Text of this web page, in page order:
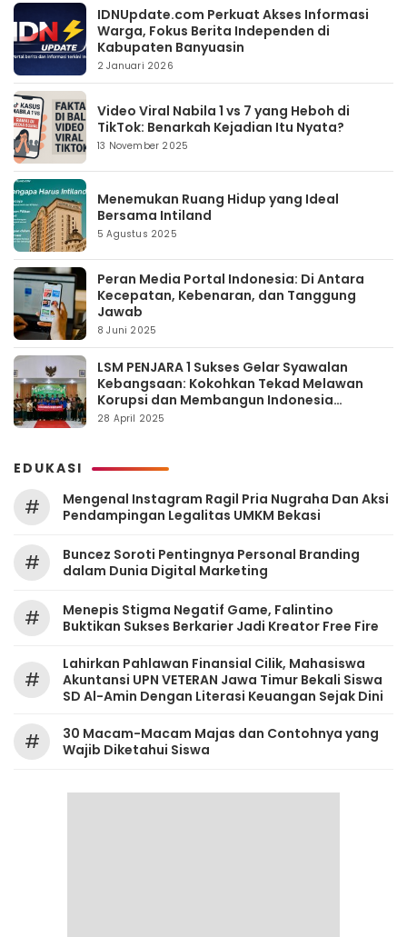
IDNUpdate.com Perkuat Akses Informasi
Warga, Fokus Berita Independen di
Kabupaten Banyuasin
2 Januari 2026
Video Viral Nabila 1 vs 7 yang Heboh di
TikTok: Benarkah Kejadian Itu Nyata?
13 November 2025
Menemukan Ruang Hidup yang Ideal
Bersama Intiland
5 Agustus 2025
Peran Media Portal Indonesia: Di Antara
Kecepatan, Kebenaran, dan Tanggung
Jawab
8 Juni 2025
LSM PENJARA 1 Sukses Gelar Syawalan
Kebangsaan: Kokohkan Tekad Melawan
Korupsi dan Membangun Indonesia
Berintegritas
28 April 2025
EDUKASI
#
Mengenal Instagram Ragil Pria Nugraha Dan Aksi
Pendampingan Legalitas UMKM Bekasi
#
‎Buncez Soroti Pentingnya Personal Branding
dalam Dunia Digital Marketing
#
Menepis Stigma Negatif Game, Falintino
Buktikan Sukses Berkarier Jadi Kreator Free Fire
#
Lahirkan Pahlawan Finansial Cilik, Mahasiswa
Akuntansi UPN VETERAN Jawa Timur Bekali Siswa
SD Al-Amin Dengan Literasi Keuangan Sejak Dini
#
30 Macam-Macam Majas dan Contohnya yang
Wajib Diketahui Siswa